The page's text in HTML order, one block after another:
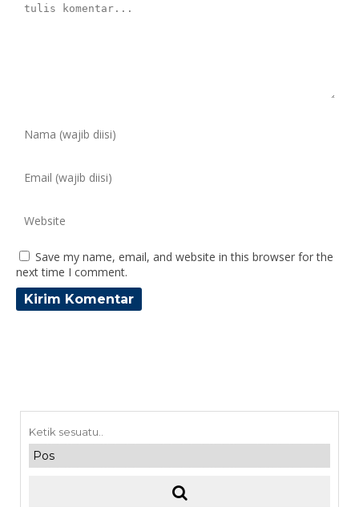
Save my name, email, and website in this browser for the
next time I comment.